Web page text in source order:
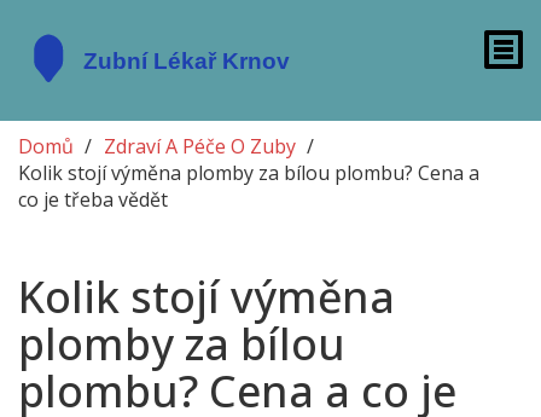
Domů
Zdraví A Péče O Zuby
Kolik stojí výměna plomby za bílou plombu? Cena a
co je třeba vědět
Kolik stojí výměna
plomby za bílou
plombu? Cena a co je